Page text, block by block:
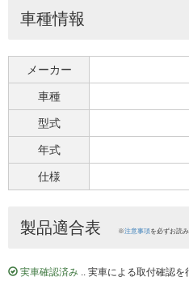
車種情報
メーカー
車種
型式
年式
仕様
製品適合表 ※注意事項を必ずお読
実車確認済み .. 実車による取付確認